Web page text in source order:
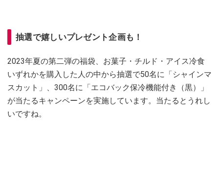
抽選で嬉しいプレゼント企画も！
2023年夏の第二弾の福袋、お菓子・チルド・アイス冷食
いずれかを購入した人の中から抽選で50名に「シャインマ
スカット」、300名に「エコバック保冷機能付き（黒）」
が当たるキャンペーンを実施しています。当たるとうれし
いですね。